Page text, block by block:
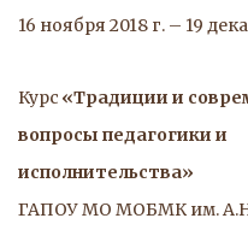
16 ноября 2018 г. – 19
Курс «Традиции и
вопросы педагогики и
исполнительства»
ГАПОУ МО МОБМК им.